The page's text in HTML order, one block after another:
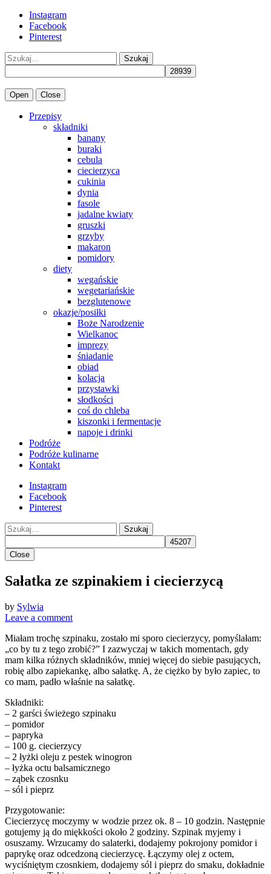
Instagram
Facebook
Pinterest
Szukaj
Open Close
Przepisy
składniki
banany
buraki
cebula
ciecierzyca
cukinia
dynia
fasole
jadalne kwiaty
gruszki
grzyby
makaron
pomidory
diety
wegańskie
wegetariańskie
bezglutenowe
okazje/posiłki
Boże Narodzenie
Wielkanoc
imprezy
śniadanie
obiad
kolacja
przystawki
słodkości
coś do chleba
kiszonki i fermentacje
napoje i drinki
Podróże
Podróże kulinarne
Kontakt
Instagram
Facebook
Pinterest
Szukaj
Close
Sałatka ze szpinakiem i ciecierzycą
by Sylwia
Leave a comment
Miałam trochę szpinaku, zostało mi sporo ciecierzycy, pomyślałam:
„co by tu z tego zrobić?” I zazwyczaj w takich momentach, gdy
mam kilka różnych składników, mniej więcej do siebie pasujących,
robię albo zapiekankę, albo sałatkę. A, że ciężko by było zapiec, to
co mam, padło właśnie na sałatkę.
Składniki:
– 2 garści świeżego szpinaku
– pomidor
– papryka
– 100 g. ciecierzycy
– 2 łyżki oleju z pestek winogron
– łyżka octu balsamicznego
– ząbek czosnku
– sól i pieprz
Przygotowanie:
Ciecierzycę moczymy w wodzie przez ok. 8 – 10 godzin. Następnie
gotujemy ją do miękkości około 2 godziny. Szpinak myjemy i
osuszamy. Wrzucamy do salaterki, dodajemy pokrojony pomidor i
paprykę oraz odcedzoną ciecierzycę. Łączymy olej z octem,
wyciśniętym czosnkiem, dodajemy sól i pieprz do smaku, dokładnie